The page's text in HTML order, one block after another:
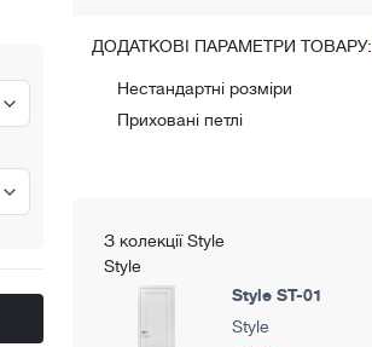
ДОДАТКОВІ ПАРАМЕТРИ ТОВАРУ:
Нестандартні розміри
Приховані петлі
З колекції Style
Style
Style ST-01
Style